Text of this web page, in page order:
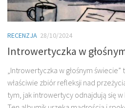
RECENZJA 28/10/2024
Introwertyczka w
„Introwertyczka w głośnym
właściwie zbiór refleksji nad
tym, jak introwertycy odnajdują się w